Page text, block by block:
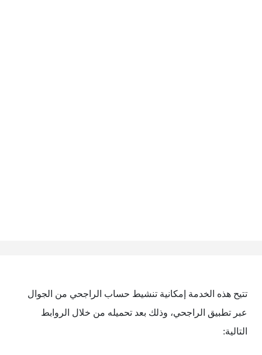
تتيح هذه الخدمة إمكانية تنشيط حساب الراجحي من الجوال
عبر تطبيق الراجحي، وذلك بعد تحميله من خلال الروابط
التالية: